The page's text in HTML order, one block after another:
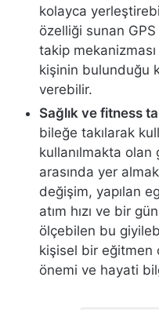
kolayca
özelliği sunan
takip mekanizması
kişinin bulunduğu
verebilir.
Sağlık ve fitness
bileğe takılarak
kullanılmakta
arasında yer
değişim, yapılan
atım hızı ve bir
ölçebilen bu
kişisel bir eğitmen
önemi ve hayati